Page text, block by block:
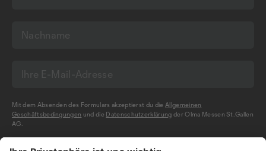
Mit dem Absenden des Formulars akzeptierst du dieAllgemeinen
Geschäftsbedingungen und die Datenschutzerklärung der Olma Messen St.Gallen
AG.